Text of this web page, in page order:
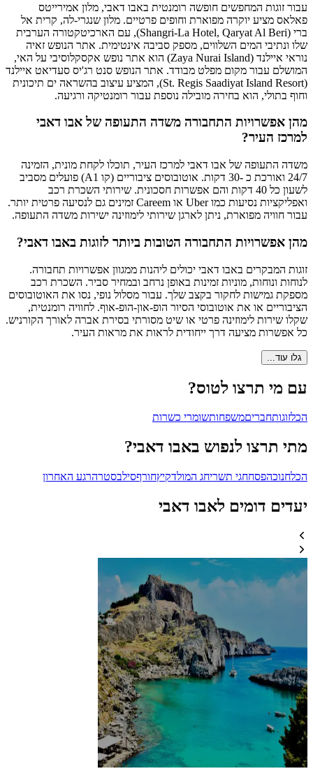
עבור זוגות המחפשים חופשה רומנטית באבו דאבי, מלון אמירייטס
פאלאס מציע יוקרה מפוארת וחופים פרטיים. מלון שנגרי-לה, קרית אל
ברי (Shangri-La Hotel, Qaryat Al Beri), עם הארכיטקטורה הערבית
שלו ונתיבי המים השלווים, מספק סביבה אינטימית. אתר הנופש זאיה
נוראי איילנד (Zaya Nurai Island) הוא אתר נופש אקסקלוסיבי על האי,
המושלם עבור מקום מפלט מבודד. אתר הנופש סנט רג'יס סעדיאט איילנד
(St. Regis Saadiyat Island Resort), המציע עיצוב בהשראה ים תיכונית
וחוף בתולי, הוא בחירה מובילה נוספת עבור רומנטיקה ורגיעה.
מהן אפשרויות התחבורה משדה התעופה של אבו דאבי
למרכז העיר?
משדה התעופה של אבו דאבי למרכז העיר, תוכלו לקחת מונית, הזמינה
24/7 ואורכת כ -30 דקות. אוטובוסים ציבוריים (קו A1) פועלים מסביב
לשעון כל 40 דקות והם אפשרות חסכונית. שירותי השכרת רכב
ואפליקציות נסיעות כמו Uber או Careem זמינים גם לנסיעה פרטית יותר.
עבור חוויה מפוארת, ניתן לארגן שירותי לימוזינה ישירות משדה התעופה.
מהן אפשרויות התחבורה הטובות ביותר לזוגות באבו דאבי?
זוגות המבקרים באבו דאבי יכולים ליהנות ממגוון אפשרויות תחבורה.
לנוחות ונוחות, מוניות זמינות באופן נרחב ובמחיר סביר. השכרת רכב
מספקת גמישות לחקור בקצב שלך. עבור מסלול נופי, נסו את האוטובוסים
הציבוריים או את אוטובוסי הסיור הופ-און-הופ-אוף. לחוויה רומנטית,
שקלו שירות לימוזינה פרטי או שיט מסורתי בסירת אברה לאורך הקורניש.
כל אפשרות מציעה דרך ייחודית לראות את מראות העיר.
גלו עוד...
עם מי תרצו לטוס?
הכלזוגותחבריםמשפחותשומרי כשרות
מתי תרצו לנפוש באבו דאבי?
הכלחנוכהפסחחגי תשריחג המולדקיץחורףסילבסטרהרגע האחרון
יעדים דומים לאבו דאבי